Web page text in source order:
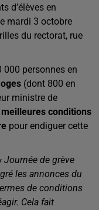
d’élèves en
mardi 3 octobre
du rectorat, rue
000 personnes en
(dont 800 en
ministre de
meilleures conditions
pour endiguer cette
Journée de grève
les annonces du
de conditions
Cela fait